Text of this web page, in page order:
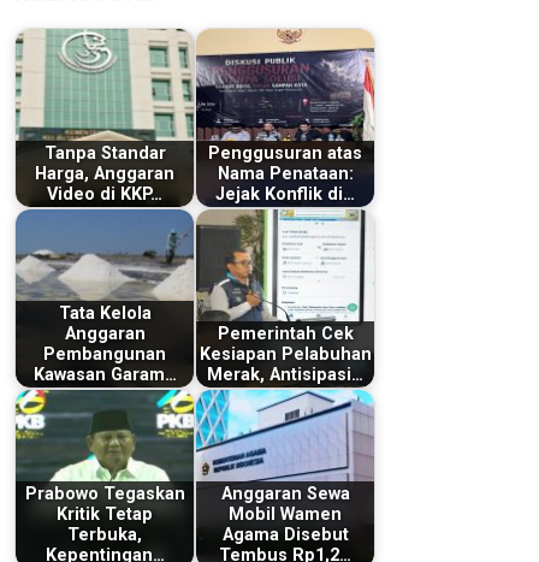
Tanpa Standar
Harga, Anggaran
Video di KKP…
Penggusuran atas
Nama Penataan:
Jejak Konflik di…
Tata Kelola
Anggaran
Pembangunan
Kawasan Garam…
Pemerintah Cek
Kesiapan Pelabuhan
Merak, Antisipasi…
Prabowo Tegaskan
Kritik Tetap
Terbuka,
Kepentingan…
Anggaran Sewa
Mobil Wamen
Agama Disebut
Tembus Rp1,2…